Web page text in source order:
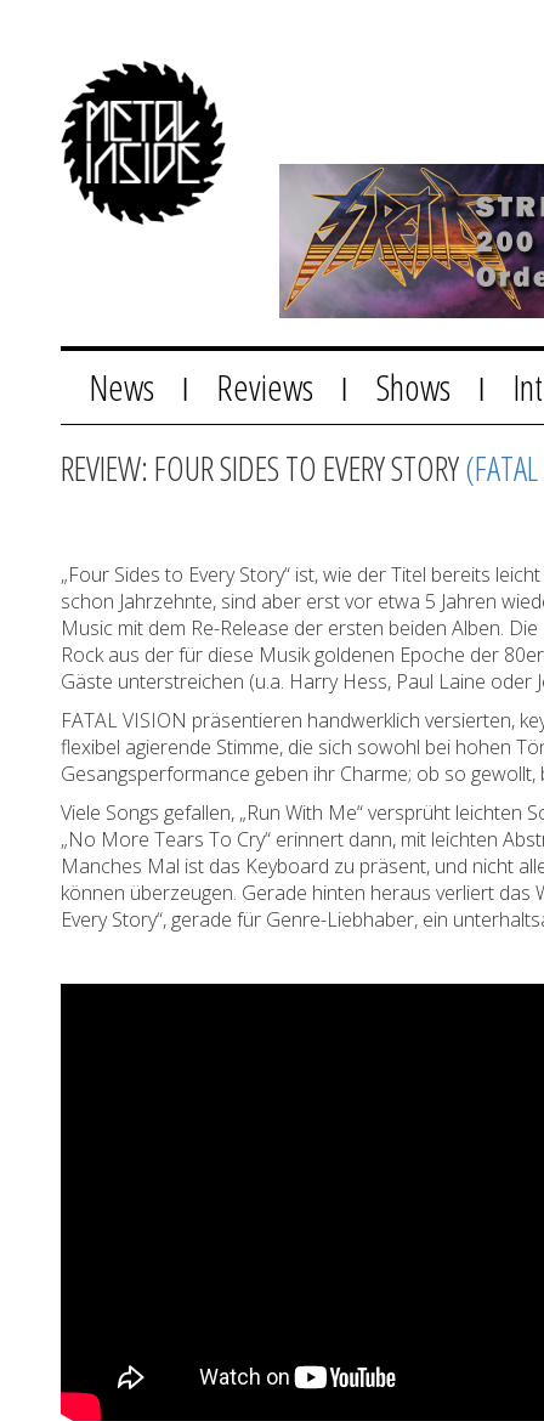
News Reviews Shows
REVIEW: FOUR SIDES TO EVERY STORY
„Four Sides to Every Story“ ist, wie der Titel bereits
schon Jahrzehnte, sind aber erst vor etwa 5 Jahren
Music mit dem Re-Release der ersten beiden Alben.
Rock aus der für diese Musik goldenen Epoche der
Gäste unterstreichen (u.a. Harry Hess, Paul Laine oder
FATAL VISION präsentieren handwerklich versierten,
flexibel agierende Stimme, die sich sowohl bei hohen
Gesangsperformance geben ihr Charme; ob so gewollt,
Viele Songs gefallen, „Run With Me“ versprüht
„No More Tears To Cry“ erinnert dann, mit leichten
Manches Mal ist das Keyboard zu präsent, und nicht
können überzeugen. Gerade hinten heraus verliert das
Every Story“, gerade für Genre-Liebhaber, ein